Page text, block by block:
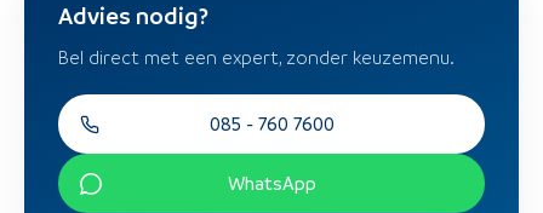
Advies nodig?
Bel direct met een expert, zonder keuzemenu.
085 - 760 7600
WhatsApp